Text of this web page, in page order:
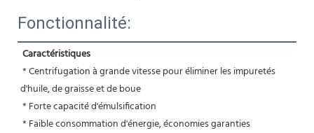
Fonctionnalité:
Caractéristiques
d'huile, de graisse et de boue
* Forte capacité d'émulsification
* Faible consommation d'énergie, économies garanties